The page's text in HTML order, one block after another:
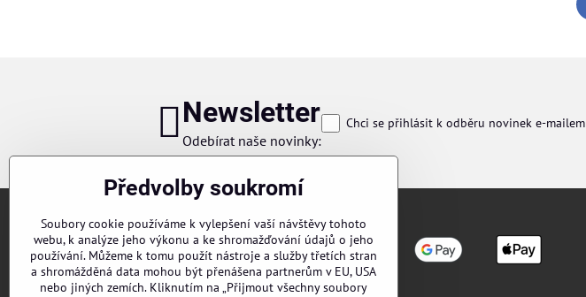
Newsletter
Odebírat naše novinky:
Chci se přihlásit k odběru novinek e-mailem
Předvolby soukromí
Soubory cookie používáme k vylepšení vaší návštěvy tohoto
webu, k analýze jeho výkonu a ke shromažďování údajů o jeho
používání. Můžeme k tomu použít nástroje a služby třetích stran
a shromážděná data mohou být přenášena partnerům v EU, USA
nebo jiných zemích. Kliknutím na „Přijmout všechny soubory